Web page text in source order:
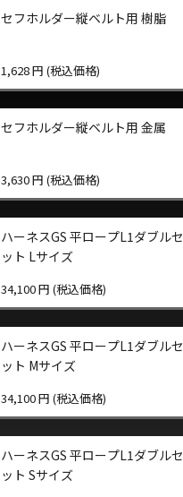
セフホルダー縦ベルト用 樹脂
1,628 円 (税込価格)
セフホルダー縦ベルト用 金属
3,630 円 (税込価格)
ハーネスGS 平ロープL1ダブルセ
ット Lサイズ
34,100 円 (税込価格)
ハーネスGS 平ロープL1ダブルセ
ット Mサイズ
34,100 円 (税込価格)
ハーネスGS 平ロープL1ダブルセ
ット Sサイズ